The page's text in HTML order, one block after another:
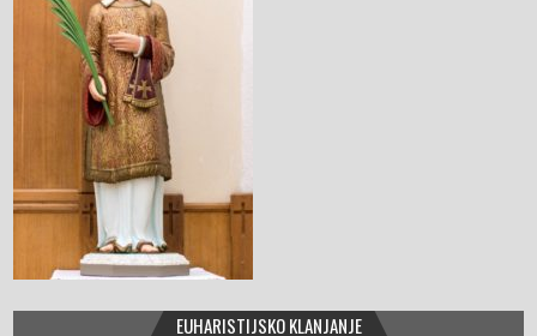
o
k
EUHARISTIJSKO KLANJANJE